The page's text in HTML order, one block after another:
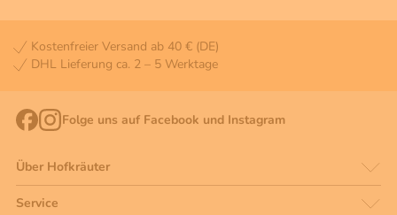
Kostenfreier Versand ab 40 € (DE)
DHL Lieferung ca. 2 – 5 Werktage
Folge uns auf Facebook und Instagram
Über Hofkräuter
Service